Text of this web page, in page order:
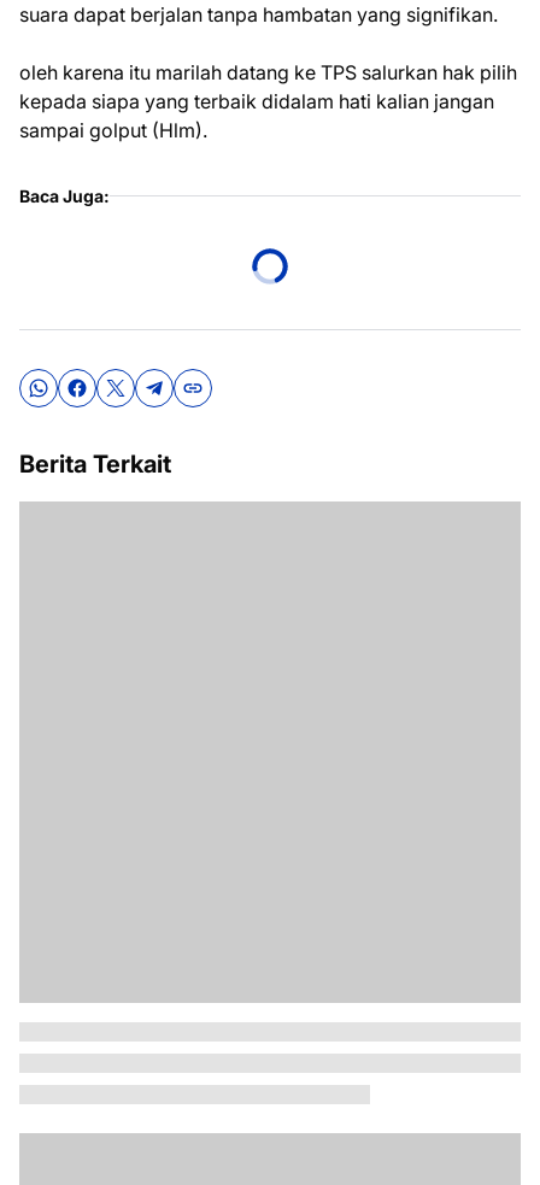
suara dapat berjalan tanpa hambatan yang signifikan.
oleh karena itu marilah datang ke TPS salurkan hak pilih
kepada siapa yang terbaik didalam hati kalian jangan
sampai golput (Hlm).
Baca Juga:
Berita Terkait